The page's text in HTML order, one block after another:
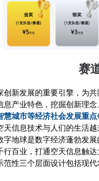
赛
新发展的重要引擎，为
产业特色，挖掘创新理
城市等经济社会发展重
信息技术与人们的生活
地球是数字经济蓬勃发
百业，打通空天信息触
性三个层面设计包括现